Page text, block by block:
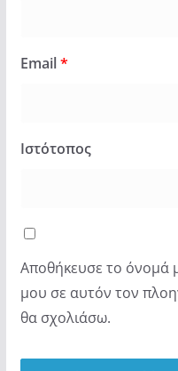
Email*
Ιστότοπος
Αποθήκευσε το όνομά
μου σε αυτόν τον
θα σχολιάσω.